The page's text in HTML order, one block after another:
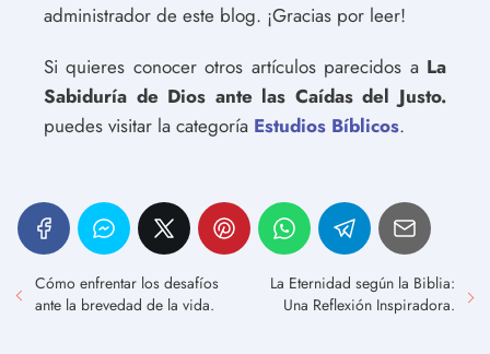
administrador de este blog. ¡Gracias por leer!
Si quieres conocer otros artículos parecidos a La
Sabiduría de Dios ante las Caídas del Justo.
puedes visitar la categoría Estudios Bíblicos.
Cómo enfrentar los desafíos
ante la brevedad de la vida.
La Eternidad según la Biblia:
Una Reflexión Inspiradora.